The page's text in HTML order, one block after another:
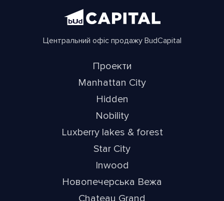
Центральний офіс продажу BudCapital
Проекти
Manhattan City
Hidden
Nobility
Luxberry lakes & forest
Star City
Inwood
Новопечерська Вежа
Chateau Grand